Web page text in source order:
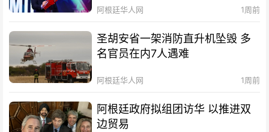
阿根廷华人网 1周前
圣胡安省一架消防直升机坠毁 多
名官员在内7人遇难
阿根廷华人网 1周前
阿根廷政府拟组团访华 以推进双
边贸易